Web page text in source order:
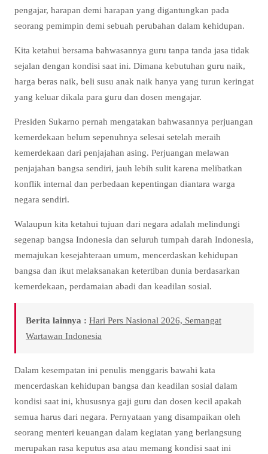
pengajar, harapan demi harapan yang digantungkan pada
seorang pemimpin demi sebuah perubahan dalam kehidupan.
Kita ketahui bersama bahwasannya guru tanpa tanda jasa tidak
sejalan dengan kondisi saat ini. Dimana kebutuhan guru naik,
harga beras naik, beli susu anak naik hanya yang turun keringat
yang keluar dikala para guru dan dosen mengajar.
Presiden Sukarno pernah mengatakan bahwasannya perjuangan
kemerdekaan belum sepenuhnya selesai setelah meraih
kemerdekaan dari penjajahan asing. Perjuangan melawan
penjajahan bangsa sendiri, jauh lebih sulit karena melibatkan
konflik internal dan perbedaan kepentingan diantara warga
negara sendiri.
Walaupun kita ketahui tujuan dari negara adalah melindungi
segenap bangsa Indonesia dan seluruh tumpah darah Indonesia,
memajukan kesejahteraan umum, mencerdaskan kehidupan
bangsa dan ikut melaksanakan ketertiban dunia berdasarkan
kemerdekaan, perdamaian abadi dan keadilan sosial.
Berita lainnya : Hari Pers Nasional 2026, Semangat
Wartawan Indonesia
Dalam kesempatan ini penulis menggaris bawahi kata
mencerdaskan kehidupan bangsa dan keadilan sosial dalam
kondisi saat ini, khususnya gaji guru dan dosen kecil apakah
semua harus dari negara. Pernyataan yang disampaikan oleh
seorang menteri keuangan dalam kegiatan yang berlangsung
merupakan rasa keputus asa atau memang kondisi saat ini